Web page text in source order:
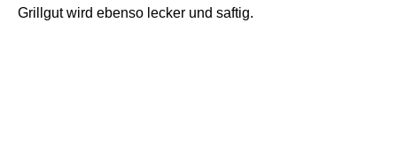
Grillgut wird ebenso lecker und saftig.